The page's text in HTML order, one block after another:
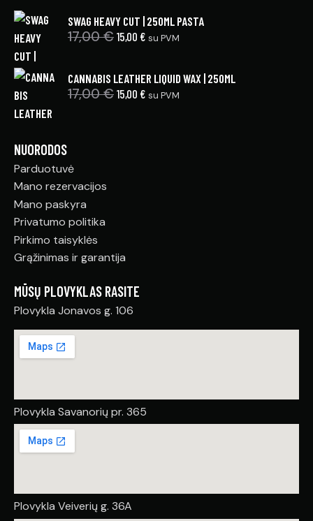
SWAG HEAVY CUT | 250ML PASTA
17,00€ 15,00 € su PVM
CANNABIS LEATHER LIQUID WAX | 250ML
17,00€ 15,00 € su PVM
NUORODOS
Parduotuvė
Mano rezervacijos
Mano paskyra
Privatumo politika
Pirkimo taisyklės
Grąžinimas ir garantija
MŪSŲ PLOVYKLAS RASITE
Plovykla Jonavos g. 106
Plovykla Savanorių pr. 365
Plovykla Veiverių g. 36A